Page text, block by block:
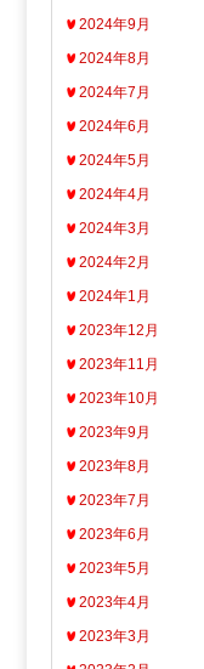
2024年9月
2024年8月
2024年7月
2024年6月
2024年5月
2024年4月
2024年3月
2024年2月
2024年1月
2023年12月
2023年11月
2023年10月
2023年9月
2023年8月
2023年7月
2023年6月
2023年5月
2023年4月
2023年3月